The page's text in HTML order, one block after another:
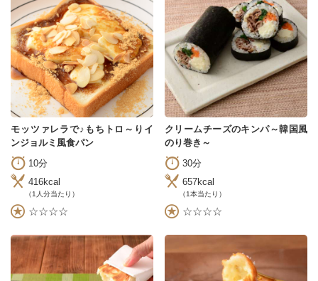
モッツァレラで♪もちトロ～りイ
ンジョルミ風食パン
10分
416kcal
（1人分当たり）
☆☆☆☆
クリームチーズのキンパ～韓国風
のり巻き～
30分
657kcal
（1本当たり）
☆☆☆☆